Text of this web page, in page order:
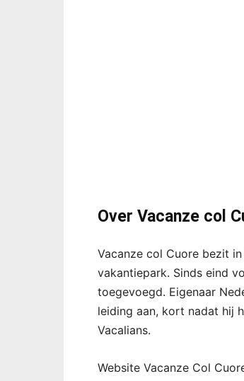
Over Vacanze col
Vacanze col Cuore bezit
vakantiepark. Sinds eind
toegevoegd. Eigenaar
leiding aan, kort nadat hij
Vacalians.
Website Vacanze Col